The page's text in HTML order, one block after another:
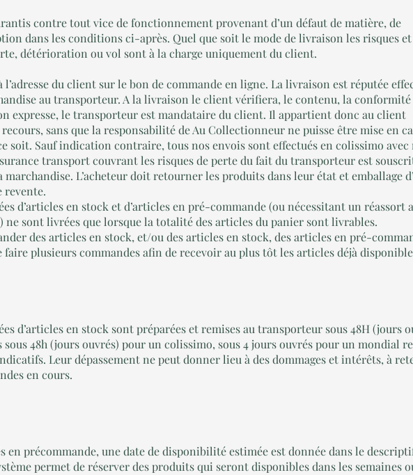
contre tout vice de fonctionnement provenant d’un défaut de matière, de
dans les conditions ci-après. Quel que soit le mode de livraison les risques
détérioration ou vol sont à la charge uniquement du client.
du client sur le bon de commande en ligne. La livraison est réputée
au transporteur. A la livraison le client vérifiera, le contenu, la conformité
expresse, le transporteur est mandataire du client. Il appartient donc au client
sans que la responsabilité de Au Collectionneur ne puisse être mise en
soit. Sauf indication contraire, tous nos envois sont effectués en colissimo avec
transport couvrant les risques de perte du fait du transporteur est
marchandise. L’acheteur doit retourner les produits dans leur état et emballage
revente.
d’articles en stock et d’articles en pré-commande (ou nécessitant un réassort
ne sont livrées que lorsque la totalité des articles du panier sont livrables.
des articles en stock, et/ou des articles en stock, des articles en pré-
faire plusieurs commandes afin de recevoir au plus tôt les articles déjà
d’articles en stock sont préparées et remises au transporteur sous 48H (jours
48h (jours ouvrés) pour un colissimo, sous 4 jours ouvrés pour un mondial
Leur dépassement ne peut donner lieu à des dommages et intérêts, à
en cours.
en précommande, une date de disponibilité estimée est donnée dans le
permet de réserver des produits qui seront disponibles dans les semaines